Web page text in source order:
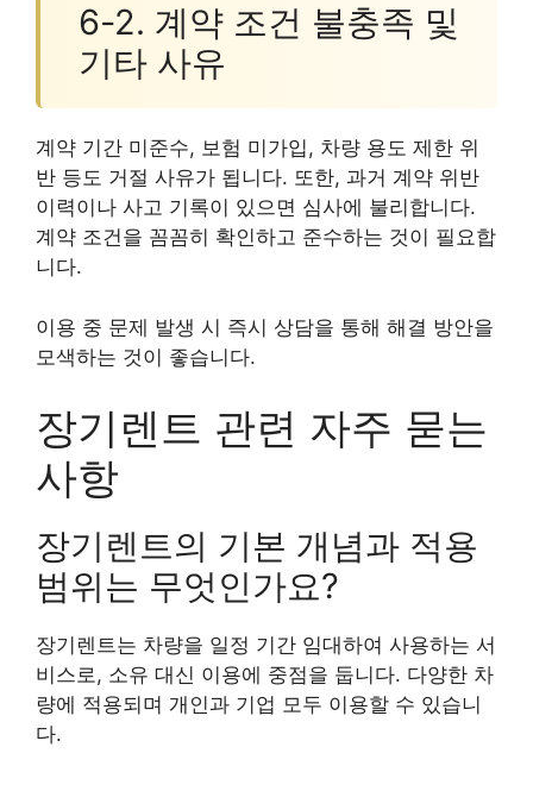
6-2. 계약 조건 불충족 및
기타 사유
계약 기간 미준수, 보험 미가입, 차량 용도 제한 위
반 등도 거절 사유가 됩니다. 또한, 과거 계약 위반
이력이나 사고 기록이 있으면 심사에 불리합니다.
계약 조건을 꼼꼼히 확인하고 준수하는 것이 필요합
니다.
이용 중 문제 발생 시 즉시 상담을 통해 해결 방안을
모색하는 것이 좋습니다.
장기렌트 관련 자주 묻는
사항
장기렌트의 기본 개념과 적용
범위는 무엇인가요?
장기렌트는 차량을 일정 기간 임대하여 사용하는 서
비스로, 소유 대신 이용에 중점을 둡니다. 다양한 차
량에 적용되며 개인과 기업 모두 이용할 수 있습니
다.